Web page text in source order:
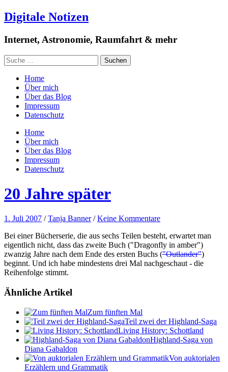
Digitale Notizen
Internet, Astronomie, Raumfahrt & mehr
Home
Über mich
Über das Blog
Impressum
Datenschutz
Home
Über mich
Über das Blog
Impressum
Datenschutz
20 Jahre später
1. Juli 2007 /Tanja Banner /Keine Kommentare
Bei einer Bücherserie, die aus sechs Teilen besteht, erwartet man
eigentlich nicht, dass das zweite Buch ("Dragonfly in amber")
zwanzig Jahre nach dem Ende des ersten Buchs ("Outlander")
beginnt. Und ich habe mindestens drei Mal nachgeschaut - die
Reihenfolge stimmt.
Ähnliche Artikel
Zum fünften Mal
Teil zwei der Highland-Saga
Living History: Schottland
Highland-Saga von
Diana Gabaldon
Von auktorialen
Erzählern und Grammatik